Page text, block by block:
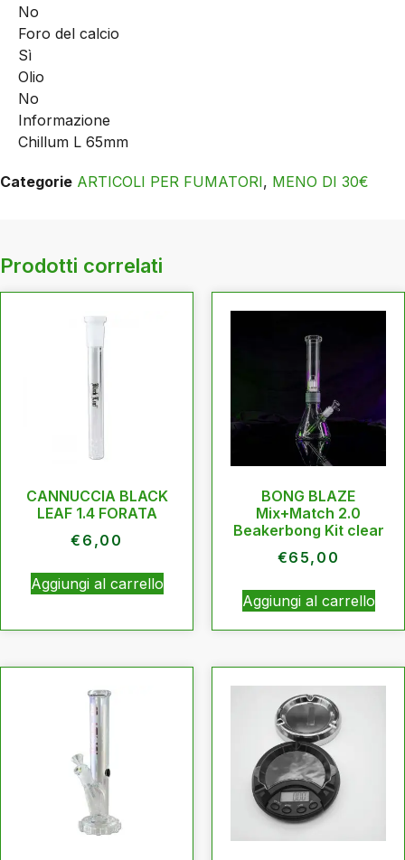
No
Foro del calcio
Sì
Olio
No
Informazione
Chillum L 65mm
Categorie ARTICOLI PER FUMATORI, MENO DI 30€
Prodotti correlati
CANNUCCIA BLACK
LEAF 1.4 FORATA
€ 6,00
Aggiungi al carrello
BONG BLAZE
Mix+Match 2.0
Beakerbong Kit clear
€65,00
Aggiungi al carrello